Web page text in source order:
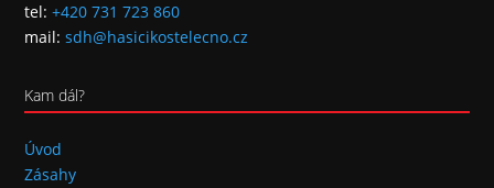
tel:+420 731 723 860
mail:sdh@hasicikostelecno.cz
Kam dál?
Úvod
Zásahy